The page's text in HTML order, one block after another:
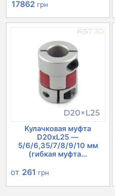
Первоначальная
цена
20152 грн.
17862 грн
цена:
Кулачковая муфта
D20xL25 —
5/6/6,35/7/8/9/10 мм
(гибкая муфта...
от 261 грн